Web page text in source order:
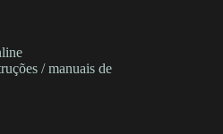
/ manuais de